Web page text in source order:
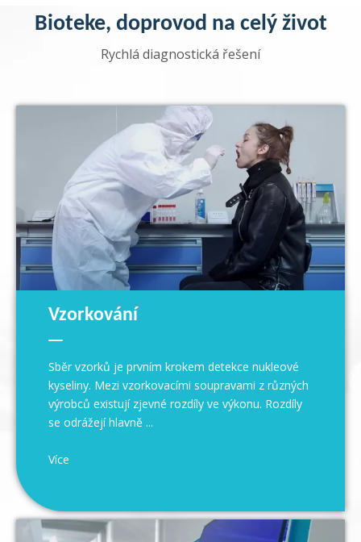
Světový den TBC 2026: Ano! Můžeme skoncovat s
TBC prostřednictvím inovativní diagnostiky
Bioteke, doprovod na celý život
Rychlá diagnostická řešení
Vzorkování
Sběr vzorků je prvním krokem detekce nukleové
kyseliny. Mezi vzorkovacími soupravami z různých
výrobců existují zjevné rozdíly ve výkonu. Rozdíly
se odrážejí hlavně ...
Více